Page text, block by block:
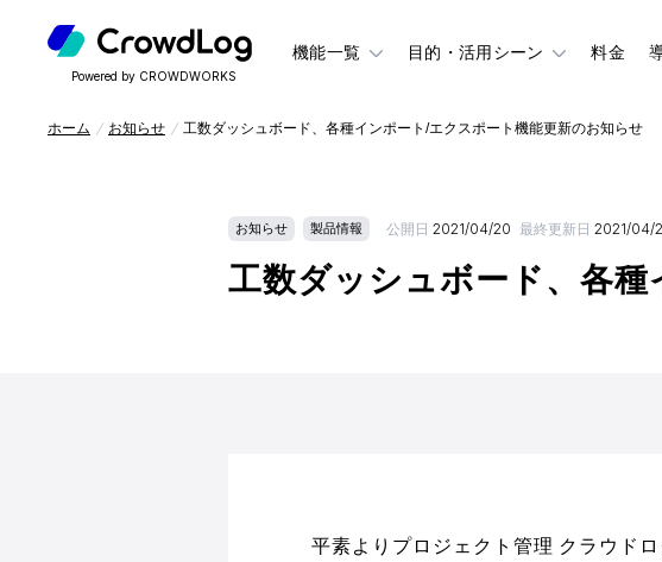
Powered by CROWDWORKS
機能一覧 目的・活用シーン 料金
ホーム お知らせ 工数ダッシュボード、各種インポート/エクスポート機能更新のお知らせ
お知らせ 製品情報 公開日 2021/04/20 最終更新日 2021/04/
工数ダッシュボード、各
平素よりプロジェクト管理 クラウド